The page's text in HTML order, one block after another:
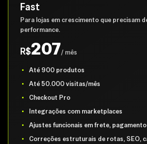
Fast
Para lojas em crescimento que precisam
performance.
R$207/ mês
Até 900 produtos
Até 50.000 visitas/mês
Checkout Pro
Integrações com marketplaces
Ajustes funcionais em frete,
Correções estruturais de rotas, SEO,